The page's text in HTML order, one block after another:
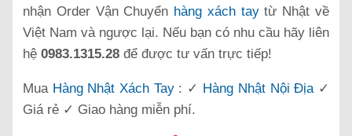
nhận Order Vận Chuyển hàng xách taytừ Nhật về
Việt Nam và ngược lại. Nếu bạn có nhu cầu hãy liên
hệ 0983.1315.28 để được tư vấn trực tiếp!
Mua Hàng Nhật Xách Tay: ✓ Hàng Nhật Nội Địa✓
Giá rẻ ✓ Giao hàng miễn phí.